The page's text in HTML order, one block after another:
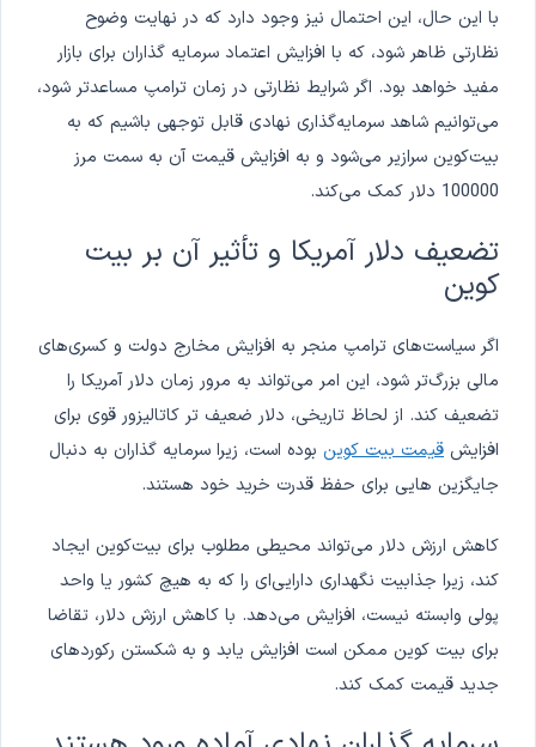
با این حال، این احتمال نیز وجود دارد که در نهایت وضوح
نظارتی ظاهر شود، که با افزایش اعتماد سرمایه گذاران برای بازار
مفید خواهد بود. اگر شرایط نظارتی در زمان ترامپ مساعدتر شود،
می‌توانیم شاهد سرمایه‌گذاری نهادی قابل توجهی باشیم که به
بیت‌کوین سرازیر می‌شود و به افزایش قیمت آن به سمت مرز
100000 دلار کمک می‌کند.
تضعیف دلار آمریکا و تأثیر آن بر بیت
کوین
اگر سیاست‌های ترامپ منجر به افزایش مخارج دولت و کسری‌های
مالی بزرگ‌تر شود، این امر می‌تواند به مرور زمان دلار آمریکا را
تضعیف کند. از لحاظ تاریخی، دلار ضعیف تر کاتالیزور قوی برای
افزایش قیمت بیت کوین بوده است، زیرا سرمایه گذاران به دنبال
جایگزین هایی برای حفظ قدرت خرید خود هستند.
کاهش ارزش دلار می‌تواند محیطی مطلوب برای بیت‌کوین ایجاد
کند، زیرا جذابیت نگهداری دارایی‌ای را که به هیچ کشور یا واحد
پولی وابسته نیست، افزایش می‌دهد. با کاهش ارزش دلار، تقاضا
برای بیت کوین ممکن است افزایش یابد و به شکستن رکوردهای
جدید قیمت کمک کند.